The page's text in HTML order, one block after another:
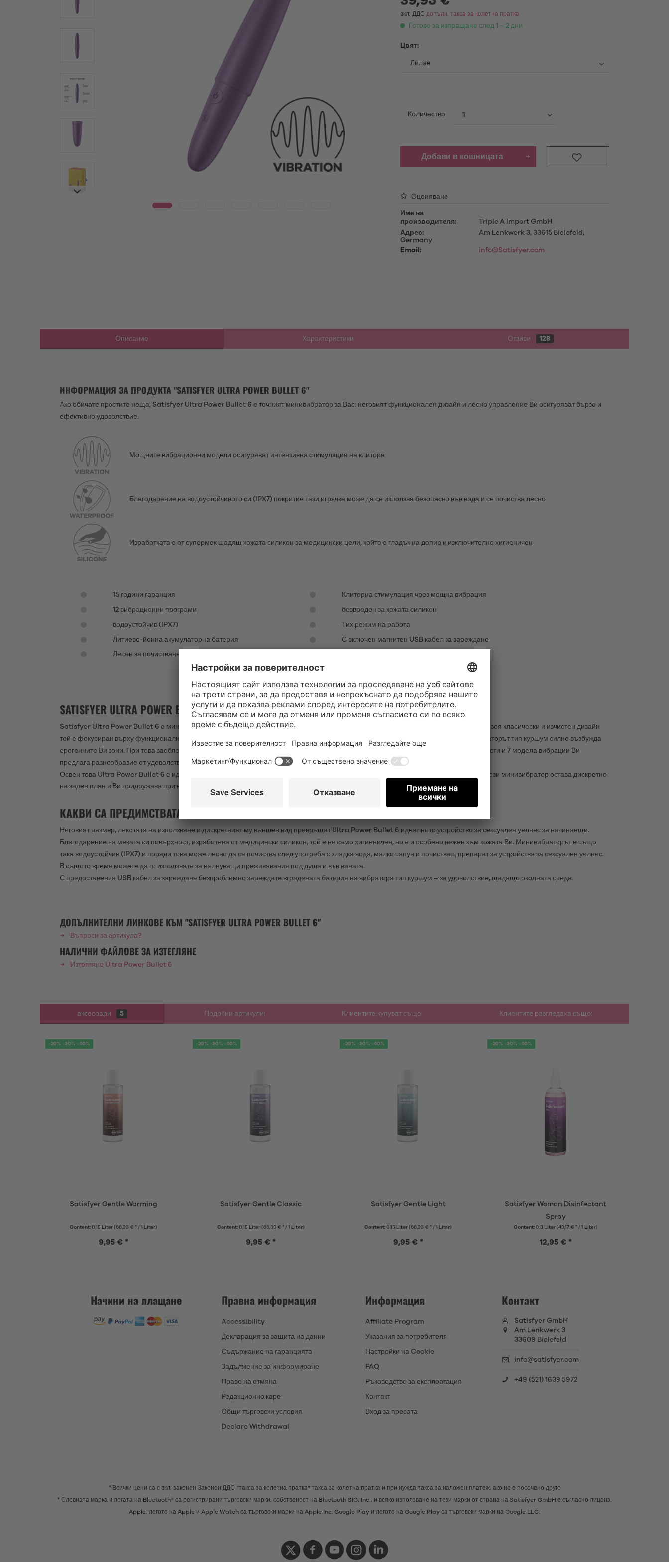
Стъклени дилда
Технология Air Pulse
Вибратори за поставяне
Warming Vibrators
Луксозни вибратори
Vulva Toys
Мастурбатори
Penis Toys
Пръстени за пенис
Сменяеми накрайници
Накрайници за мастурбатори
Продукти
вкл. ДДС допълн. такса за колетна пратка
Готово за изпращане след 1 – 2 дни
Цвят:
Количество
Добави в кошницата
Оценяване
Име на
производителя:
Triple A Import GmbH
Адрес:
Am Lenkwerk 3, 33615 Bielefeld,
Germany
Email:
info@Satisfyer.com
Описание Характеристики Отзиви 128
ИНФОРМАЦИЯ ЗА ПРОДУКТА "SATISFYER ULTRA POWER BULLET 6"
Ако обичате простите неща, Satisfyer Ultra Power Bullet 6 е точният минивибратор за Вас: неговият функционален дизайн и лесно управление Ви осигуряват бързо и
ефективно удоволствие.
Мощните вибрационни модели осигуряват интензивна стимулация на клитора
Благодарение на водоустойчивото си (IPX7) покритие тази играчка може да се използва безопасно във вода и се почиства лесно
Изработката е от супермек щадящ кожата силикон за медицински цели, който е гладък на допир и изключително хигиеничен
15 години гаранция Клиторна стимулация чрез мощна вибрация
12 вибрационни програми безвреден за кожата силикон
водоустойчив (IPX7) Тих режим на работа
Литиево-йонна акумулаторна батерия С включен магнитен USB кабел за зареждане
Лесен за почистване
SATISFYER ULTRA POWER BULLET 6: МОЩЕН МИНИВИБРАТОР
Satisfyer Ultra Power Bullet 6 е минивибратор, който впечатлява преди всичко със своя очарователно деликатен външен вид. Със своя класически и изчистен дизайн
той е фокусиран върху функционалността – там е неговата сила. Мощното му двигателче генерира дълбоки вибрации, с които вибраторът тип куршум силно възбужда
ерогенните Ви зони. При това заобленият му връх е особено подходящ за стимулация на клитора. Програмата за вибрации с 5 скорости и 7 модела вибрации Ви
предлага разнообразие от удоволствия и може лесно да се контролира чрез интуитивно управление с едно докосване.
Освен това Ultra Power Bullet 6 е идеалният вибратор, когато сте на път. Независимо дали е в дамската Ви чанта, или в багажа Ви, този минивибратор остава дискретно
на заден план и Ви придружава при всички Ваши приключения.
КАКВИ СА ПРЕДИМСТВАТА НА SATISFYER ULTRA POWER BULLET 6?
Неговият размер, лекотата на използване и дискретният му външен вид превръщат Ultra Power Bullet 6 идеалното устройство за сексуален уелнес за начинаещи.
Благодарение на меката си повърхност, изработена от медицински силикон, той е не само хигиеничен, но е и особено нежен към кожата Ви. Минивибраторът е също
така водоустойчив (IPX7) и поради това може лесно да се почиства след употреба с хладка вода, малко сапун и почистващ препарат за устройства за сексуален уелнес.
В същото време можете да го използвате за вълнуващи преживявания под душа и във ваната.
С предоставения USB кабел за зареждане безпроблемно зареждате вградената батерия на вибратора тип куршум – за удоволствие, щадящо околната среда.
ДОПЪЛНИТЕЛНИ ЛИНКОВЕ КЪМ "SATISFYER ULTRA POWER BULLET 6"
Въпроси за артикула?
НАЛИЧНИ ФАЙЛОВЕ ЗА ИЗТЕГЛЯНЕ
Изтегляне Ultra Power Bullet 6
аксесоари 5 Подобни артикули: Клиентите купуват също: Клиентите разгледаха също:
-20% -30% -40%
Satisfyer Gentle Warming
Content: 0.15 Liter (66,33 € * / 1 Liter)
9,95 € *
-20% -30% -40%
Satisfyer Gentle Classic
Content: 0.15 Liter (66,33 € * / 1 Liter)
9,95 € *
-20% -30% -40%
Satisfyer Gentle Light
Content: 0.15 Liter (66,33 € * / 1 Liter)
9,95 € *
-20% -30% -40%
Satisfyer Woman Disinfectant
Spray
Content: 0.3 Liter (43,17 € * / 1 Liter)
12,95 € *
Начини на плащане Правна информация
Accessibility
Декларация за защита на данни
Съдържание на гаранцията
Задължение за информиране
Право на отмяна
Редакционно каре
Общи търговски условия
Declare Withdrawal
Информация
Affiliate Program
Указания за потребителя
Настройки на Cookie
FAQ
Ръководство за експлоатация
Контакт
Вход за пресата
Контакт
Satisfyer GmbH
Am Lenkwerk 3
33609 Bielefeld
info@satisfyer.com
+49 (521) 1639 5972
* Всички цени са с вкл. законен Законен ДДС “такса за колетна пратка" такса за колетна пратка и при нужда такса за наложен платеж, ако не е посочено друго
* Словната марка и логата на Bluetooth® са регистрирани търговски марки, собственост на Bluetooth SIG, Inc., и всяко използване на тези марки от страна на Satisfyer GmbH е съгласно лиценз.
Apple, логото на Apple и Apple Watch са търговски марки на Apple Inc. Google Play и логото на Google Play са търговски марки на Google LLC.